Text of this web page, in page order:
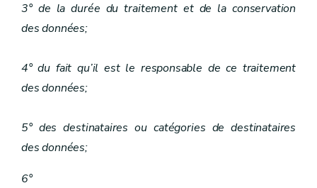
3° de la durée du traitement et de la conservation
des données;
4° du fait qu’il est le responsable de ce traitement
des données;
5° des destinataires ou catégories de destinataires
des données;
6°